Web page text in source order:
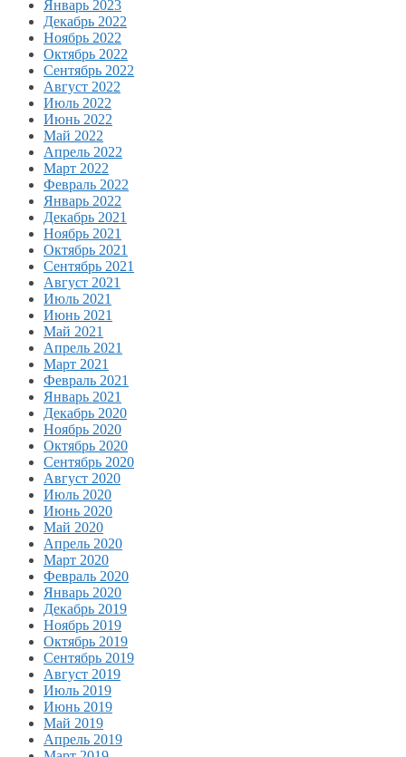
Январь 2023
Декабрь 2022
Ноябрь 2022
Октябрь 2022
Сентябрь 2022
Август 2022
Июль 2022
Июнь 2022
Май 2022
Апрель 2022
Март 2022
Февраль 2022
Январь 2022
Декабрь 2021
Ноябрь 2021
Октябрь 2021
Сентябрь 2021
Август 2021
Июль 2021
Июнь 2021
Май 2021
Апрель 2021
Март 2021
Февраль 2021
Январь 2021
Декабрь 2020
Ноябрь 2020
Октябрь 2020
Сентябрь 2020
Август 2020
Июль 2020
Июнь 2020
Май 2020
Апрель 2020
Март 2020
Февраль 2020
Январь 2020
Декабрь 2019
Ноябрь 2019
Октябрь 2019
Сентябрь 2019
Август 2019
Июль 2019
Июнь 2019
Май 2019
Апрель 2019